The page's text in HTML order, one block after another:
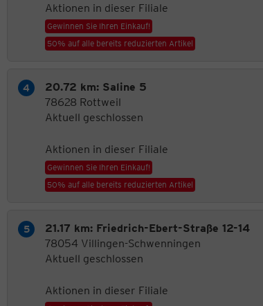
Aktionen in dieser Filiale
Gewinnen Sie Ihren Einkauf!
50% auf alle bereits reduzierten Artikel
20.72 km: Saline 5
78628 Rottweil
Aktuell geschlossen
Aktionen in dieser Filiale
Gewinnen Sie Ihren Einkauf!
50% auf alle bereits reduzierten Artikel
21.17 km: Friedrich-Ebert-Straße 12-14
78054 Villingen-Schwenningen
Aktuell geschlossen
Aktionen in dieser Filiale